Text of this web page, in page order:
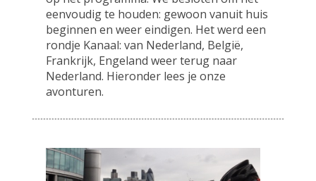
eenvoudig te houden: gewoon vanuit huis
beginnen en weer eindigen. Het werd een
rondje Kanaal: van Nederland, België,
Frankrijk, Engeland weer terug naar
Nederland. Hieronder lees je onze
avonturen.